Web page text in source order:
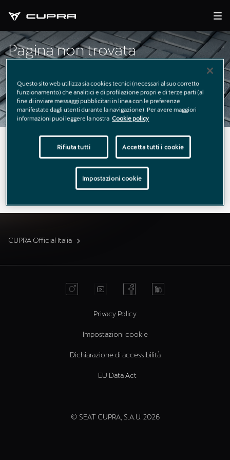
Pagina non trovata
La pagina richiesta non è stata trovata.
Puoi continuare a esplorare il sito usando il menù di
navigazione qui sopra.
CUPRA Official Italia
Privacy Policy
Impostazioni cookie
Dichiarazione di accessibilità
EU Data Act
© SEAT CUPRA, S.A.U. 2026
Questo sito web utilizza sia cookies tecnici (necessari al suo corretto
funzionamento) che analitici e di profilazione propri e di terze parti (al
fine di inviare messaggi pubblicitari in linea con le preferenze
manifestate dagli utenti durante la navigazione). Per avere maggiori
informazioni puoi leggere la nostra Cookie policy
Rifiuta tutti Accetta tutti i cookie
Impostazioni cookie